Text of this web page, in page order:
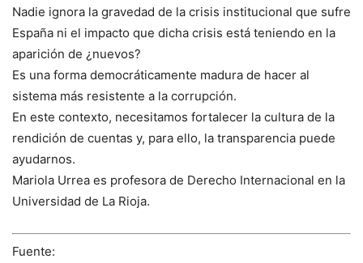
Nadie ignora la gravedad de la crisis institucional que sufre
España ni el impacto que dicha crisis está teniendo en la
aparición de ¿nuevos?
Es una forma democráticamente madura de hacer al
sistema más resistente a la corrupción.
En este contexto, necesitamos fortalecer la cultura de la
rendición de cuentas y, para ello, la transparencia puede
ayudarnos.
Mariola Urrea es profesora de Derecho Internacional en la
Universidad de La Rioja.
Fuente: